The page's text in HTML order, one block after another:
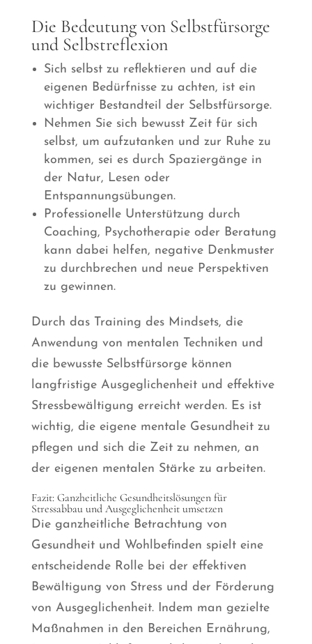
Die Bedeutung von Selbstfürsorge
und Selbstreflexion
Sich selbst zu reflektieren und auf die
eigenen Bedürfnisse zu achten, ist ein
wichtiger Bestandteil der Selbstfürsorge.
Nehmen Sie sich bewusst Zeit für sich
selbst, um aufzutanken und zur Ruhe zu
kommen, sei es durch Spaziergänge in
der Natur, Lesen oder
Entspannungsübungen.
Professionelle Unterstützung durch
Coaching, Psychotherapie oder Beratung
kann dabei helfen, negative Denkmuster
zu durchbrechen und neue Perspektiven
zu gewinnen.
Durch das Training des Mindsets, die
Anwendung von mentalen Techniken und
die bewusste Selbstfürsorge können
langfristige Ausgeglichenheit und effektive
Stressbewältigung erreicht werden. Es ist
wichtig, die eigene mentale Gesundheit zu
pflegen und sich die Zeit zu nehmen, an
der eigenen mentalen Stärke zu arbeiten.
Fazit: Ganzheitliche Gesundheitslösungen für
Stressabbau und Ausgeglichenheit umsetzen
Die ganzheitliche Betrachtung von
Gesundheit und Wohlbefinden spielt eine
entscheidende Rolle bei der effektiven
Bewältigung von Stress und der Förderung
von Ausgeglichenheit. Indem man gezielte
Maßnahmen in den Bereichen Ernährung,